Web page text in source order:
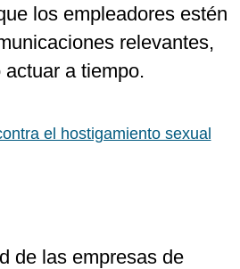
los empleadores estén
relevantes,
a tiempo.
el hostigamiento sexual
de las empresas de